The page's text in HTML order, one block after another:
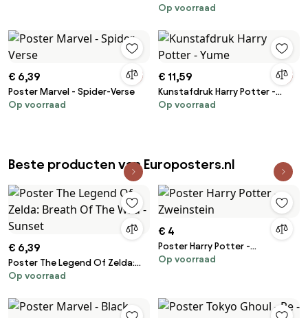
Op voorraad
€ 6,39
Poster Marvel - Spider-Verse
Op voorraad
€ 11,59
Kunstafdruk Harry Potter -
Yume
Op voorraad
Beste producten van Europosters.nl
€ 6,39
Poster The Legend Of Zelda:
Breath Of The Wild - Sunset
Op voorraad
€ 4
Poster Harry Potter -
Zweinstein
Op voorraad